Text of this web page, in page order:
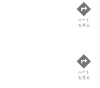
ルート
を見る
ルート
を見る